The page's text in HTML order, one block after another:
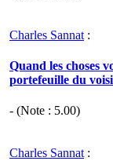
Charles Sannat :
Quand les choses
portefeuille du
- (Note : 5.00)
Charles Sannat :